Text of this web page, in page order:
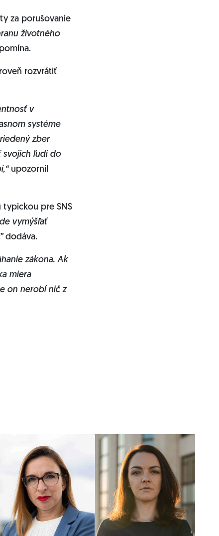
za porušovanie
životného
rozvrátiť
v
systéme
zber
svojich ľudí do
upozornil
typickou pre SNS
vymýšľať
dodáva.
zákona. Ak
miera
on nerobí nič z